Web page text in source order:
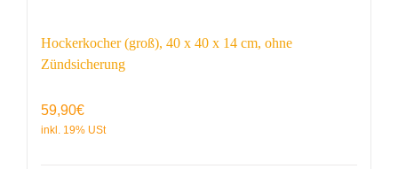
Hockerkocher (groß), 40 x 40 x 14 cm, ohne
Zündsicherung
59,90€